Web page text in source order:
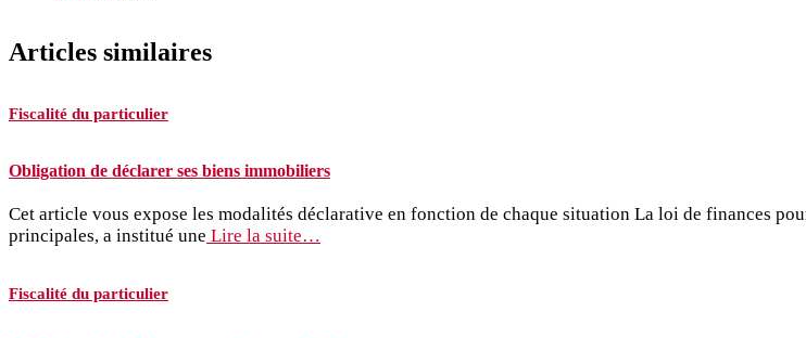
Articles similaires
Fiscalité du particulier
Obligation de déclarer ses biens immobiliers
Cet article vous expose les modalités déclarative en fonction de chaque situation La loi de finances
principales, a institué une Lire la suite…
Fiscalité du particulier